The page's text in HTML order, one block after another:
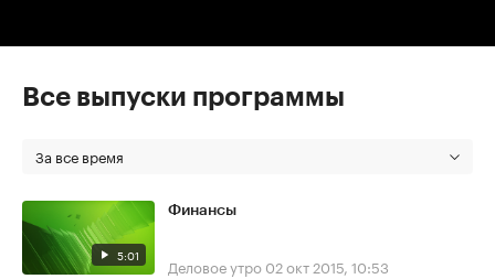
Все выпуски программы
За все время
5:01
Финансы
Деловое утро 02 окт 2015, 10:53